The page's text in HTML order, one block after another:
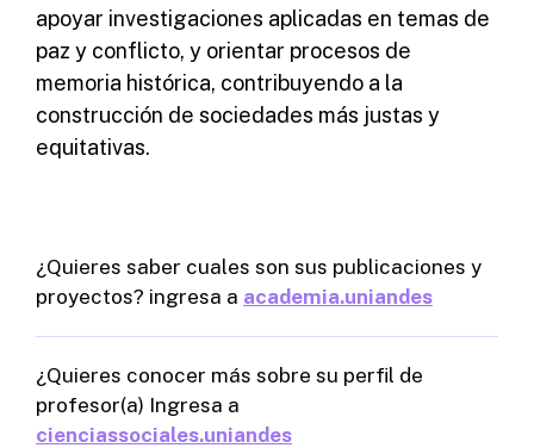
apoyar investigaciones aplicadas en temas de
paz y conflicto, y orientar procesos de
memoria histórica, contribuyendo a la
construcción de sociedades más justas y
equitativas.
¿Quieres saber cuales son sus publicaciones y
proyectos? ingresa a academia.uniandes
¿Quieres conocer más sobre su perfil de
profesor(a) Ingresa a
cienciassociales.uniandes